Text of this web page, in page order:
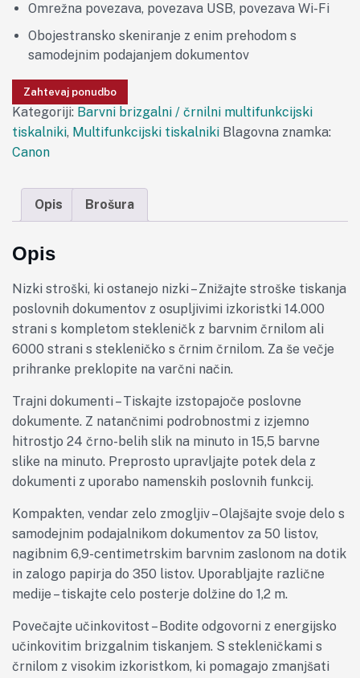
Omrežna povezava, povezava USB, povezava Wi-Fi
Obojestransko skeniranje z enim prehodom s
samodejnim podajanjem dokumentov
Zahtevaj ponudbo
Kategoriji: Barvni brizgalni / črnilni multifunkcijski
tiskalniki, Multifunkcijski tiskalniki Blagovna znamka:
Canon
Opis Brošura
Opis
Nizki stroški, ki ostanejo nizki – Znižajte stroške tiskanja
poslovnih dokumentov z osupljivimi izkoristki 14.000
strani s kompletom stekleničk z barvnim črnilom ali
6000 strani s stekleničko s črnim črnilom. Za še večje
prihranke preklopite na varčni način.
Trajni dokumenti – Tiskajte izstopajoče poslovne
dokumente. Z natančnimi podrobnostmi z izjemno
hitrostjo 24 črno-belih slik na minuto in 15,5 barvne
slike na minuto. Preprosto upravljajte potek dela z
dokumenti z uporabo namenskih poslovnih funkcij.
Kompakten, vendar zelo zmogljiv – Olajšajte svoje delo s
samodejnim podajalnikom dokumentov za 50 listov,
nagibnim 6,9-centimetrskim barvnim zaslonom na dotik
in zalogo papirja do 350 listov. Uporabljajte različne
medije – tiskajte celo posterje dolžine do 1,2 m.
Povečajte učinkovitost – Bodite odgovorni z energijsko
učinkovitim brizgalnim tiskanjem. S stekleničkami s
črnilom z visokim izkoristkom, ki pomagajo zmanjšati